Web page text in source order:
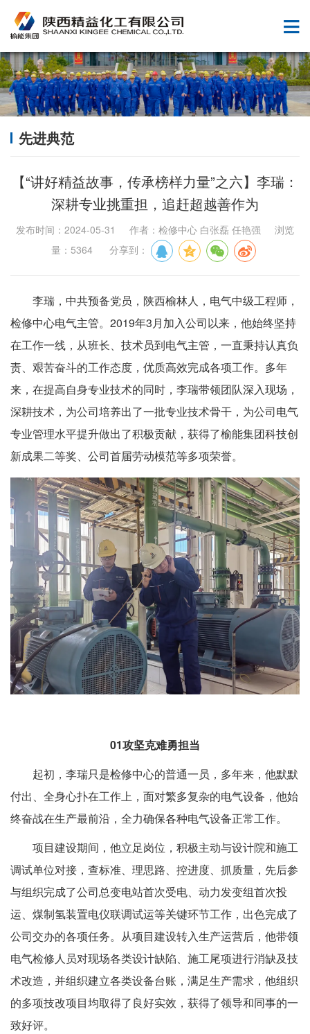
先进典范
【“讲好精益故事，传承榜样力量”之六】李瑞：
深耕专业挑重担，追赶超越善作为
发布时间：2024-05-31 作者：检修中心 白张磊 任艳强 浏览
量：5364 分享到：
李瑞，中共预备党员，陕西榆林人，电气中级工程师，
检修中心电气主管。2019年3月加入公司以来，他始终坚持
在工作一线，从班长、技术员到电气主管，一直秉持认真负
责、艰苦奋斗的工作态度，优质高效完成各项工作。多年
来，在提高自身专业技术的同时，李瑞带领团队深入现场，
深耕技术，为公司培养出了一批专业技术骨干，为公司电气
专业管理水平提升做出了积极贡献，获得了榆能集团科技创
新成果二等奖、公司首届劳动模范等多项荣誉。
01攻坚克难勇担当
起初，李瑞只是检修中心的普通一员，多年来，他默默
付出、全身心扑在工作上，面对繁多复杂的电气设备，他始
终奋战在生产最前沿，全力确保各种电气设备正常工作。
项目建设期间，他立足岗位，积极主动与设计院和施工
调试单位对接，查标准、理思路、控进度、抓质量，先后参
与组织完成了公司总变电站首次受电、动力发变组首次投
运、煤制氢装置电仪联调试运等关键环节工作，出色完成了
公司交办的各项任务。从项目建设转入生产运营后，他带领
电气检修人员对现场各类设计缺陷、施工尾项进行消缺及技
术改造，并组织建立各类设备台账，满足生产需求，他组织
的多项技改项目均取得了良好实效，获得了领导和同事的一
致好评。